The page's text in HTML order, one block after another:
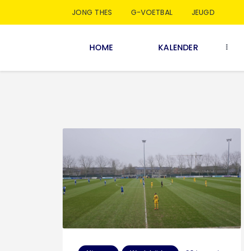
JONG THES G-VOETBAL JEUGD
HOME KALENDER